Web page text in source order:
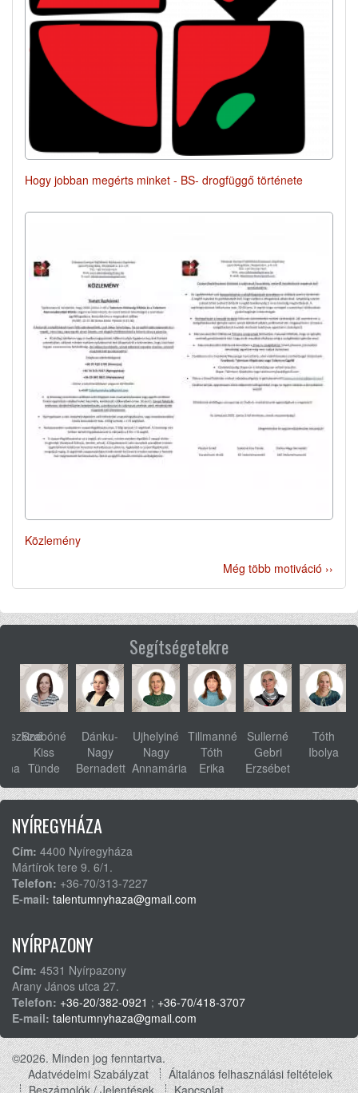
Hogy jobban megérts minket - BS- drogfüggő története
Közlemény
Még több motiváció ››
Segítségetekre
Szabóné
Kiss
Tünde
Dánku-
Nagy
Bernadett
Ujhelyiné
Nagy
Annamária
Tillmanné
Tóth
Erika
Sullerné
Gebri
Erzsébet
Tóth
Ibolya
NYÍREGYHÁZA
Cím: 4400 Nyíregyháza
Mártírok tere 9. 6/1.
Telefon: +36-70/313-7227
E-mail: talentumnyhaza@gmail.com
NYÍRPAZONY
Cím: 4531 Nyírpazony
Arany János utca 27.
Telefon: +36-20/382-0921 ; +36-70/418-3707
E-mail: talentumnyhaza@gmail.com
©2026. Minden jog fenntartva.
Adatvédelmi Szabályzat
Általános felhasználási feltételek
Beszámolók / Jelentések
Kapcsolat